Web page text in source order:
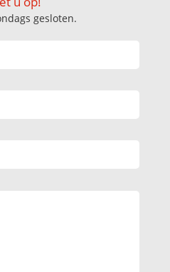
gesloten.